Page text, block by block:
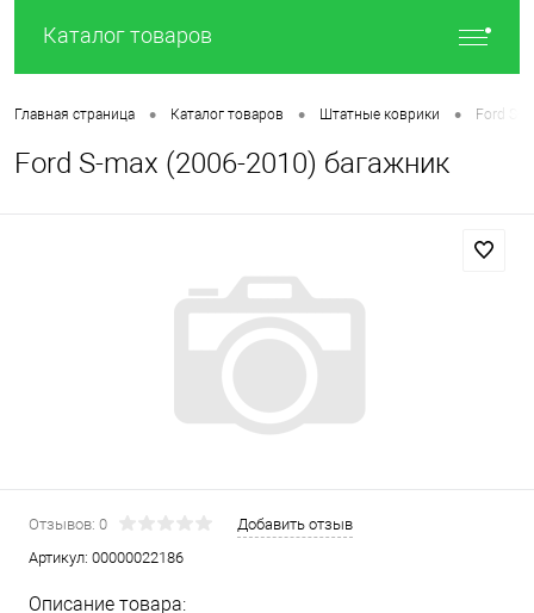
Каталог товаров
Главная страница • Каталог товаров • Штатные коврики • Ford S-
Ford S-max (2006-2010) багажник
Отзывов: 0
Добавить отзыв
Артикул: 00000022186
Описание товара: